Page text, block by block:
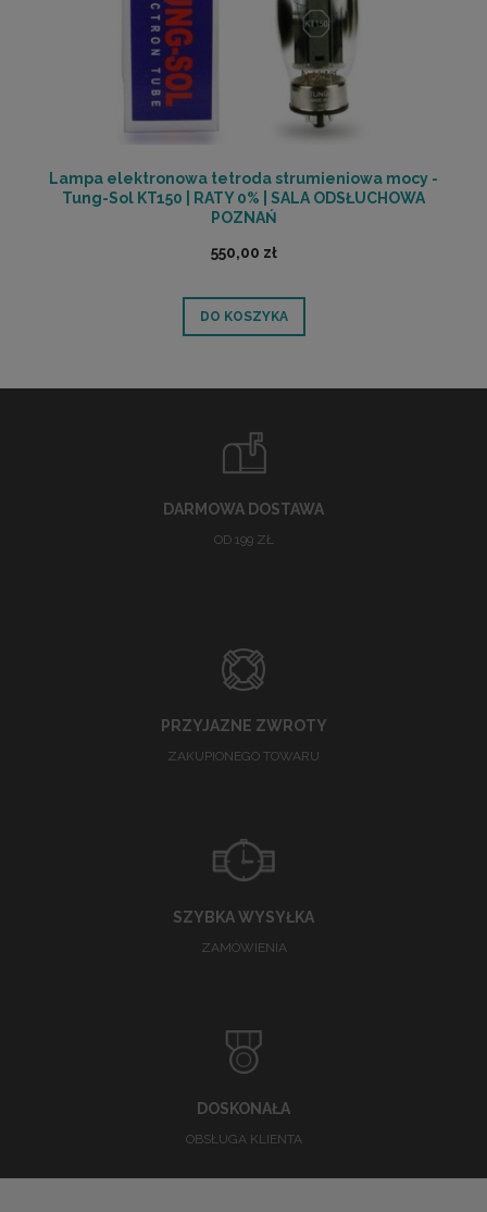
Lampa elektronowa tetroda strumieniowa mocy -
Tung-Sol KT150 | RATY 0% | SALA ODSŁUCHOWA
POZNAŃ
550,00 zł
DO KOSZYKA
DARMOWA DOSTAWA
OD 199 ZŁ
PRZYJAZNE ZWROTY
ZAKUPIONEGO TOWARU
SZYBKA WYSYŁKA
ZAMÓWIENIA
DOSKONAŁA
OBSŁUGA KLIENTA